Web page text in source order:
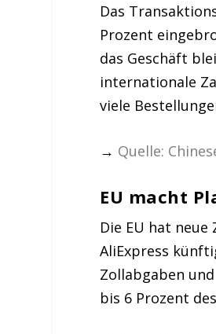
Das
Prozent
das Geschäft
internationale
viele
→ Quelle:
EU macht
Die EU hat
AliExpress
Zollabgaben
bis 6 Prozent